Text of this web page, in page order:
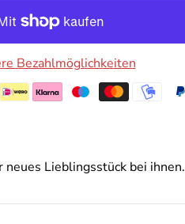
Bezahlmöglichkeiten
Lieblingsstück bei ihnen.